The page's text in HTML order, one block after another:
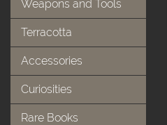
Weapons and Tools
Terracotta
Accessories
Curiosities
Rare Books